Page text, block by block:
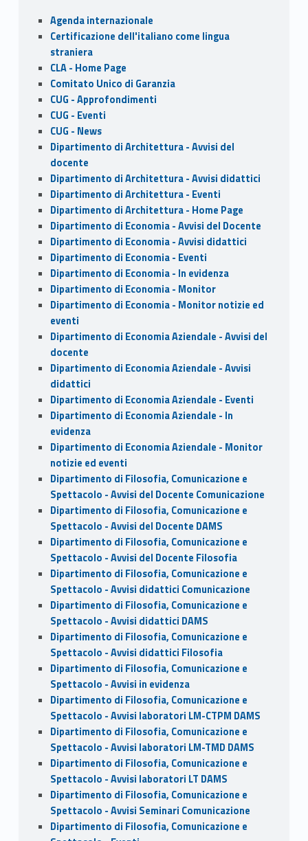
k
Sidebar
Agenda internazionale
Certificazione dell'italiano come lingua
straniera
CLA - Home Page
Comitato Unico di Garanzia
CUG - Approfondimenti
CUG - Eventi
CUG - News
Dipartimento di Architettura - Avvisi del
docente
Dipartimento di Architettura - Avvisi didattici
Dipartimento di Architettura - Eventi
Dipartimento di Architettura - Home Page
Dipartimento di Economia - Avvisi del Docente
Dipartimento di Economia - Avvisi didattici
Dipartimento di Economia - Eventi
Dipartimento di Economia - In evidenza
Dipartimento di Economia - Monitor
Dipartimento di Economia - Monitor notizie ed
eventi
Dipartimento di Economia Aziendale - Avvisi del
docente
Dipartimento di Economia Aziendale - Avvisi
didattici
Dipartimento di Economia Aziendale - Eventi
Dipartimento di Economia Aziendale - In
evidenza
Dipartimento di Economia Aziendale - Monitor
notizie ed eventi
Dipartimento di Filosofia, Comunicazione e
Spettacolo - Avvisi del Docente Comunicazione
Dipartimento di Filosofia, Comunicazione e
Spettacolo - Avvisi del Docente DAMS
Dipartimento di Filosofia, Comunicazione e
Spettacolo - Avvisi del Docente Filosofia
Dipartimento di Filosofia, Comunicazione e
Spettacolo - Avvisi didattici Comunicazione
Dipartimento di Filosofia, Comunicazione e
Spettacolo - Avvisi didattici DAMS
Dipartimento di Filosofia, Comunicazione e
Spettacolo - Avvisi didattici Filosofia
Dipartimento di Filosofia, Comunicazione e
Spettacolo - Avvisi in evidenza
Dipartimento di Filosofia, Comunicazione e
Spettacolo - Avvisi laboratori LM-CTPM DAMS
Dipartimento di Filosofia, Comunicazione e
Spettacolo - Avvisi laboratori LM-TMD DAMS
Dipartimento di Filosofia, Comunicazione e
Spettacolo - Avvisi laboratori LT DAMS
Dipartimento di Filosofia, Comunicazione e
Spettacolo - Avvisi Seminari Comunicazione
Dipartimento di Filosofia, Comunicazione e